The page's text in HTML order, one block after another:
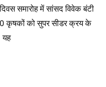
समारोह में सांसद विवेक बंटी
कृषकों को सुपर सीडर क्रय के
यह